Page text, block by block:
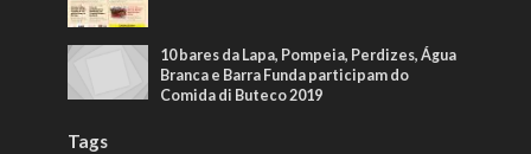
10 bares da Lapa, Pompeia, Perdizes, Água
Branca e Barra Funda participam do
Comida di Buteco 2019
Tags